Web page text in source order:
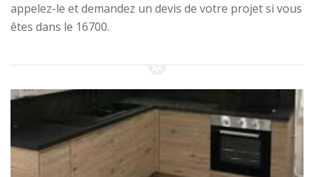
appelez-le et demandez un devis de votre projet si vous
êtes dans le 16700.